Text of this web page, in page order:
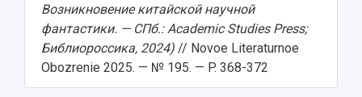
Master's Degree
Postgraduate
Research highlights
Partnership
Rankings
Strategical Academic Units
Visa and migration support
How to get to the University
Health
Internal rules for dormitories
Возникновение китайской научной
фантастики. — СПб.: Academic Studies Press;
Библиороссика, 2024) // Novoe Literaturnoe
Obozrenie 2025. — № 195. — P. 368-372